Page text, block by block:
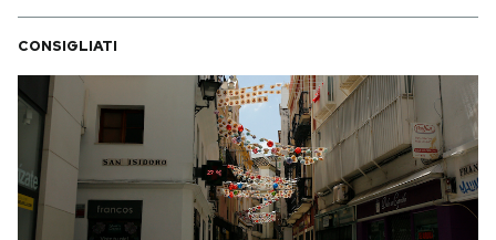
CONSIGLIATI